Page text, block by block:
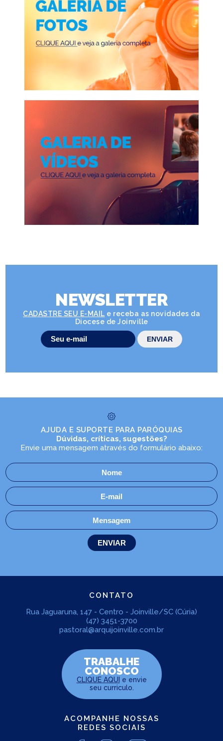
NEWSLETTER
CADASTRE SEU E-MAIL e receba as novidades da
Diocese de Joinville
AJUDA E SUPORTE PARA PARÓQUIAS
Dúvidas, críticas, sugestões?
Envie uma mensagem através do formulário abaixo:
CONTATO
Rua Jaguaruna, 147 - Centro - Joinville/SC (Cúria)
(47) 3451-3700
pastoral@arquijoinville.com.br
TRABALHE
CONOSCO
CLIQUE AQUI e envie
seu curriculo.
ACOMPANHE NOSSAS
REDES SOCIAIS